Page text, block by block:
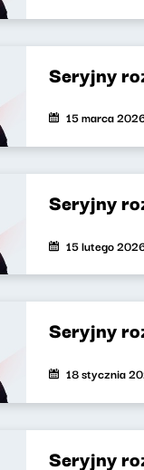
Seryjny
15 marca
Seryjny
15 lutego
Seryjny
18 stycznia
Seryjny